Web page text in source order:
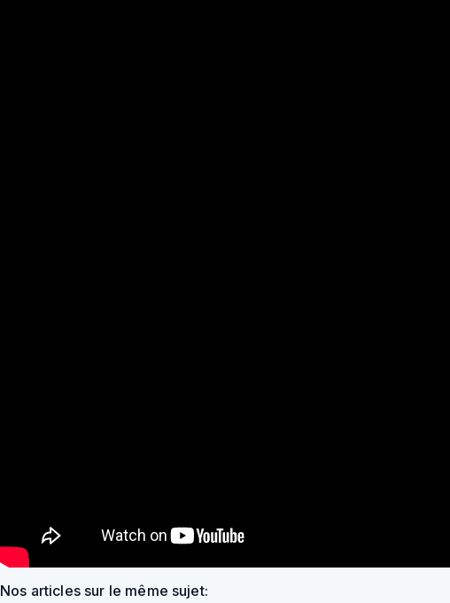
Nos articles sur le même sujet: